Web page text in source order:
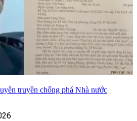
truyền chống phá Nhà nước